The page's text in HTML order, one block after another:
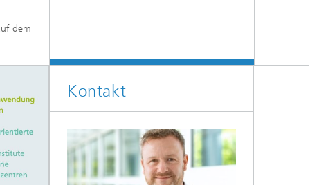
dem
Kontakt